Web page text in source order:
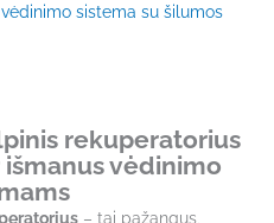
vėdinimo sistema su šilumos
rekuperatorius
vėdinimo
– tai pažangus,